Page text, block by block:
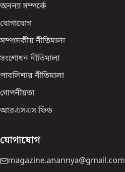
অনন্যা সম্পর্কে
যোগাযোগ
সম্পাদকীয় নীতিমালা
সংশোধন নীতিমালা
পাবলিশার নীতিমালা
গোপনীয়তা
আরএসএস ফিড
যোগাযোগ
magazine.anannya@gmail.com